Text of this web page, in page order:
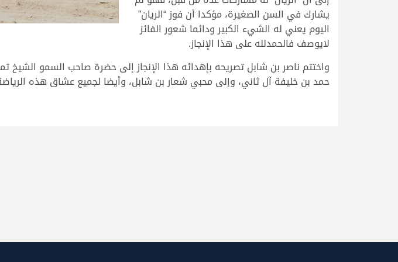
يشارك في السن الصغيرة، مؤكدا أن فوز “الريان”
اليوم يعني له الشيء الكبير ودائما شعور الفائز
لايوصف فالحمدلله على هذا الإنجاز.
واختتم ناصر بن شابل تصريحه بإهدائه هذا الإنجاز إلى حضرة صاحب السمو الشيخ
حمد بن خليفة آل ثاني، وإلى محبي شعار بن شابل، وأيضا لجميع عشاق هذه